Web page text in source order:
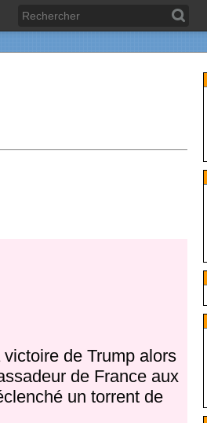
de Trump alors
de France aux
un torrent de